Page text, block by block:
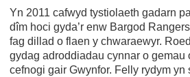
Yn 2011 cafwyd tystiolaeth gadarn
dîm hoci gyda’r enw Bargod
fag dillad o flaen y chwaraewyr.
gydag adroddiadau cynnar o gemau
cefnogi gair Gwynfor. Felly rydym